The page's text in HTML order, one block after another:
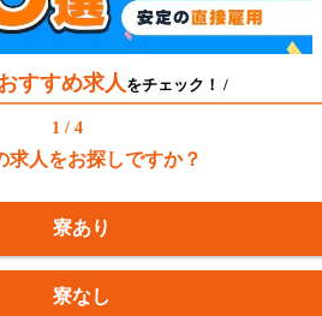
すすめ求人をチェック！ /
1 / 4
求人をお探しですか？
寮あり
寮なし